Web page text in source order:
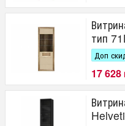
тип
Доп
17 628